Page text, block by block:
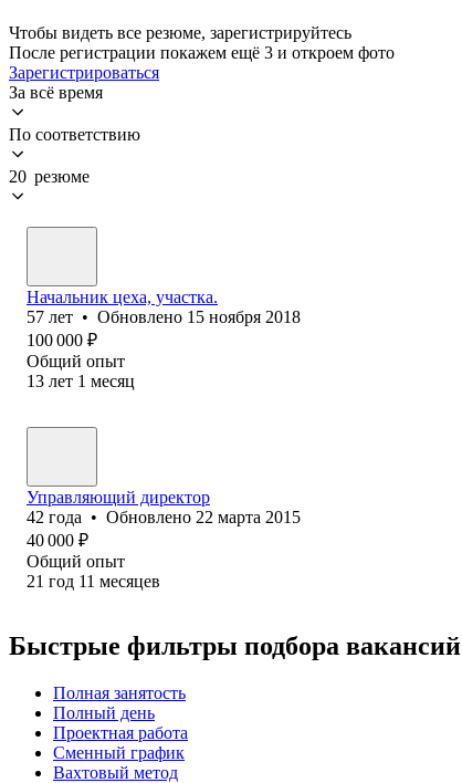
Чтобы видеть все резюме, зарегистрируйтесь
После регистрации покажем ещё 3 и откроем фото
Зарегистрироваться
За всё время
По соответствию
20 резюме
Начальник цеха, участка.
57 лет • Обновлено 15 ноября 2018
100 000 ₽
Общий опыт
13 лет 1 месяц
Управляющий директор
42 года • Обновлено 22 марта 2015
40 000 ₽
Общий опыт
21 год 11 месяцев
Быстрые фильтры подбора вакансий
Полная занятость
Полный день
Проектная работа
Сменный график
Вахтовый метод